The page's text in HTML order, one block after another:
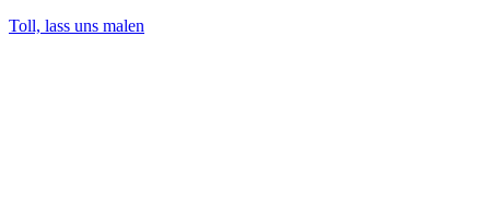
Toll, lass uns malen